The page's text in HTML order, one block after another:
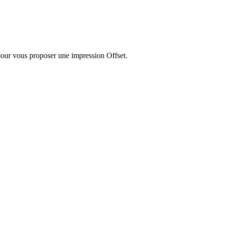
vous proposer une impression Offset.